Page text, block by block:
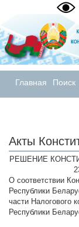
Главная Поиск
Акты
РЕШЕНИЕ
О соответствии
Республики
части Налогового
Республики